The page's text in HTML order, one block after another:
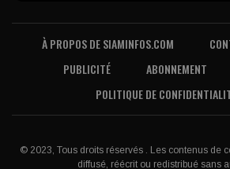
À PROPOS DE SIAMINFOS.COM
PUBLICITÉ
ABONNEMENT
POLITIQUE DE
© 2023, Tous droits réservés . Les contenus de
diffusé, réécrit ou redistribué sans